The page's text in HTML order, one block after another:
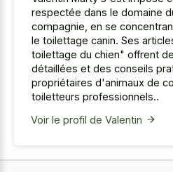
respectée dans le domaine
compagnie, en se
le toilettage canin. Ses
toilettage du chien" offrent
détaillées et des conseils
propriétaires d'animaux de
toiletteurs professionnels..
Voir le profil de Valentin